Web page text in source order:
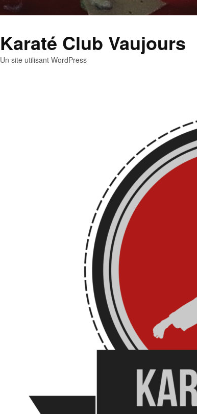
Karaté Club Vaujours
Un site utilisant WordPress